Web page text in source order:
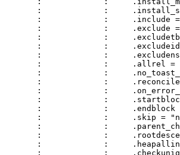
:             :
:             :     .include
:             :     .exclude
:             :
:             :
:             :
:             :     .allrel =
:             :
:             :
:             :
:             :
:             :     .endblock
:             :     .skip =
:             :
:             :
:             :
:             :